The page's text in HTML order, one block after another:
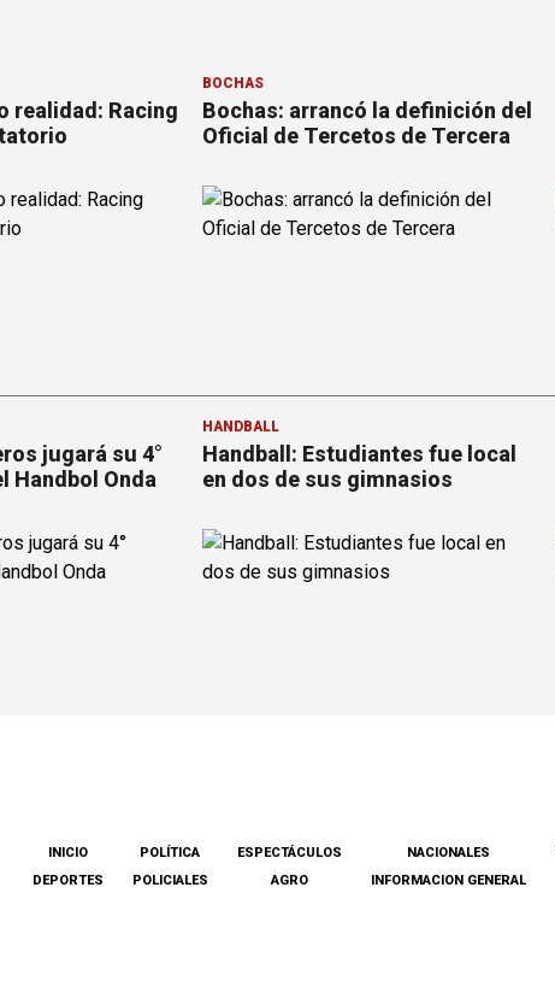
realidad: Racing
BOCHAS
Bochas: arrancó la definición del
Oficial de Tercetos de Tercera
jugará su 4°
Handbol Onda
HANDBALL
Handball: Estudiantes fue local
en dos de sus gimnasios
INICIO
DEPORTES
POLÍTICA
POLICIALES
ESPECTÁCULOS
AGRO
NACIONALES
INFORMACION GENERAL